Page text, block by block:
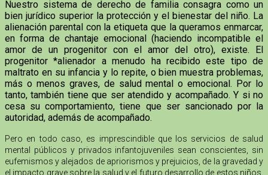
Nuestro sistema de derecho de familia consagra como un
bien jurídico superior la protección y el bienestar del niño. La
alienación parental con la etiqueta que la queramos enmarcar,
en forma de chantaje emocional (haciendo incompatible el
amor de un progenitor con el amor del otro), existe. El
progenitor *alienador a menudo ha recibido este tipo de
maltrato en su infancia y lo repite, o bien muestra problemas,
más o menos graves, de salud mental o emocional. Por lo
tanto, también tiene que ser atendido y acompañado. Y si no
cesa su comportamiento, tiene que ser sancionado por la
autoridad, además de acompañado.
Pero en todo caso, es imprescindible que los servicios de salud
mental públicos y privados infantojuveniles sean conscientes, sin
eufemismos y alejados de apriorismos y prejuicios, de la gravedad y
el impacto grave sobre la salud y el futuro desarrollo de estos niños.